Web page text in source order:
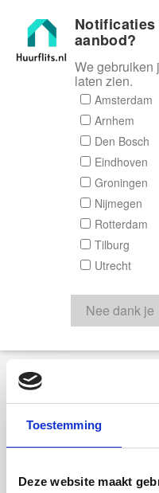
Toestemming
Deze website maakt
aanbod?
We gebruiken
laten zien.
Amsterdam
Arnhem
Den Bosch
Eindhoven
Groningen
Nijmegen
Rotterdam
Tilburg
Utrecht
Nee dank je